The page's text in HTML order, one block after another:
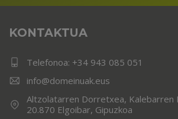
KONTAKTUA
Telefonoa: +34 943 085 051
info@domeinuak.eus
Altzolatarren Dorretxea, Kalebarren
20.870 Elgoibar, Gipuzkoa